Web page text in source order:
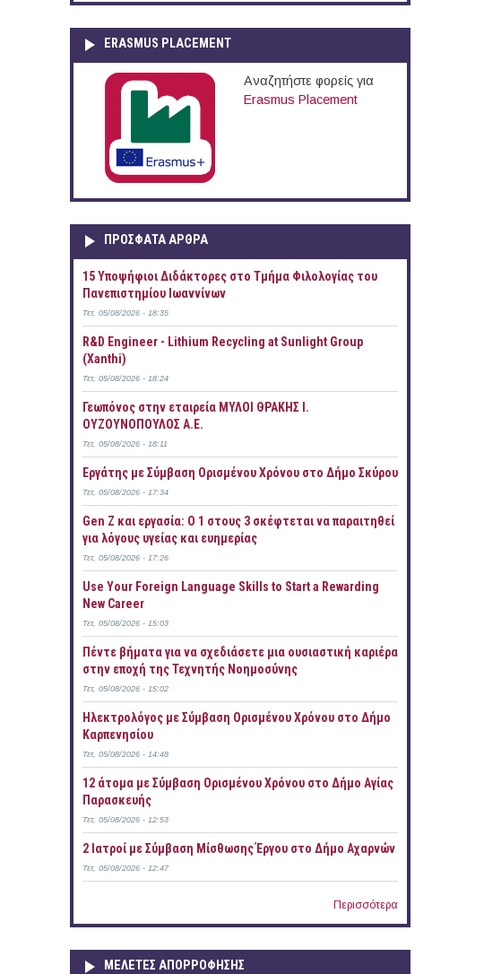
ERASMUS PLACEMENT
Αναζητήστε φορείς για
Erasmus Placement
ΠΡOΣΦΑΤΑ AΡΘΡΑ
15 Υποψήφιοι Διδάκτορες στο Τμήμα Φιλολογίας του
Πανεπιστημίου Ιωαννίνων
Τετ, 05/08/2026 - 18:35
R&D Engineer - Lithium Recycling at Sunlight Group
(Xanthi)
Τετ, 05/08/2026 - 18:24
Γεωπόνος στην εταιρεία ΜΥΛΟΙ ΘΡΑΚΗΣ Ι.
ΟΥΖΟΥΝΟΠΟΥΛΟΣ Α.Ε.
Τετ, 05/08/2026 - 18:11
Εργάτης με Σύμβαση Ορισμένου Χρόνου στο Δήμο Σκύρου
Τετ, 05/08/2026 - 17:34
Gen Z και εργασία: Ο 1 στους 3 σκέφτεται να παραιτηθεί
για λόγους υγείας και ευημερίας
Τετ, 05/08/2026 - 17:26
Use Your Foreign Language Skills to Start a Rewarding
New Career
Τετ, 05/08/2026 - 15:03
Πέντε βήματα για να σχεδιάσετε μια ουσιαστική καριέρα
στην εποχή της Τεχνητής Νοημοσύνης
Τετ, 05/08/2026 - 15:02
Ηλεκτρολόγος με Σύμβαση Ορισμένου Χρόνου στο Δήμο
Καρπενησίου
Τετ, 05/08/2026 - 14:48
12 άτομα με Σύμβαση Ορισμένου Χρόνου στο Δήμο Αγίας
Παρασκευής
Τετ, 05/08/2026 - 12:53
2 Ιατροί με Σύμβαση Μίσθωσης Έργου στο Δήμο Αχαρνών
Τετ, 05/08/2026 - 12:47
Περισσότερα
ΜΕΛΕΤΕΣ ΑΠΟΡΡΟΦΗΣΗΣ